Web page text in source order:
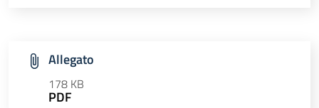
Allegato
178 KB
PDF